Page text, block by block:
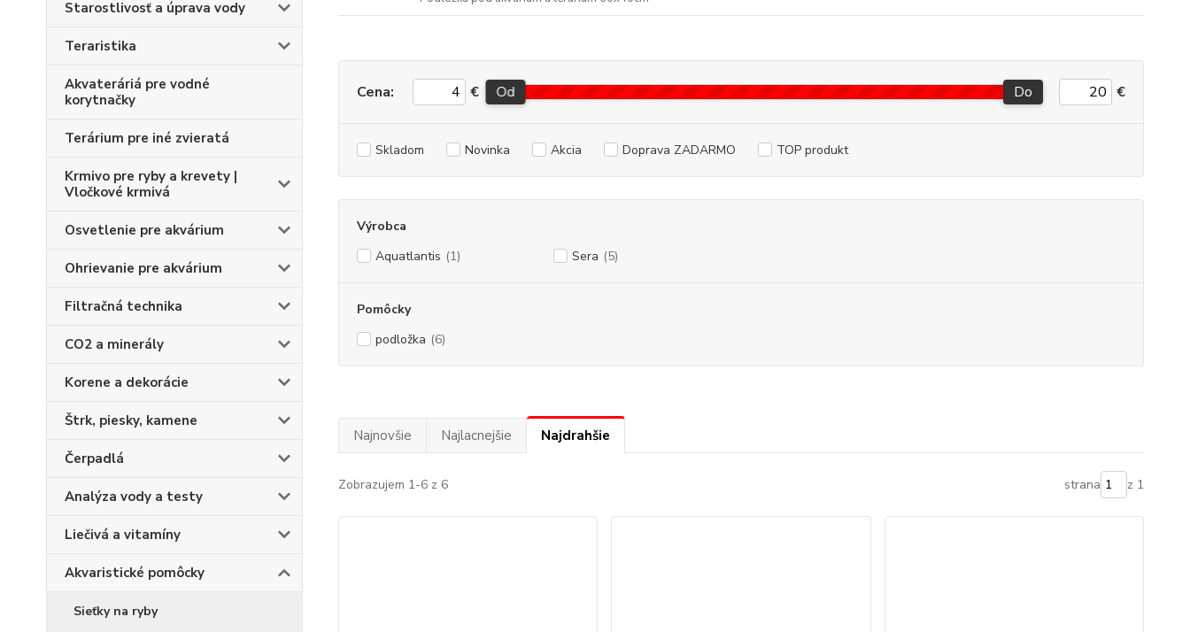
Starostlivosť a úprava vody
Teraristika
Akvateráriá pre vodné
korytnačky
Terárium pre iné zvieratá
Krmivo pre ryby a krevety |
Vločkové krmivá
Osvetlenie pre akvárium
Ohrievanie pre akvárium
Filtračná technika
CO2 a minerály
Korene a dekorácie
Štrk, piesky, kamene
Čerpadlá
Analýza vody a testy
Liečivá a vitamíny
Akvaristické pomôcky
Sieťky na ryby
Cena: € Od Do €
Skladom Novinka Akcia Doprava ZADARMO TOP produkt
Výrobca
Aquatlantis (1) Sera (5)
Pomôcky
podložka (6)
Najnovšie Najlacnejšie Najdrahšie
Zobrazujem 1-6 z 6 strana z 1